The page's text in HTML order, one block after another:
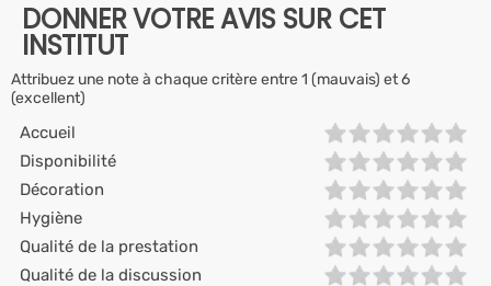
DONNER VOTRE AVIS SUR CET
INSTITUT
Attribuez une note à chaque critère entre 1 (mauvais) et 6
(excellent)
Accueil
Disponibilité
Décoration
Hygiène
Qualité de la prestation
Qualité de la discussion